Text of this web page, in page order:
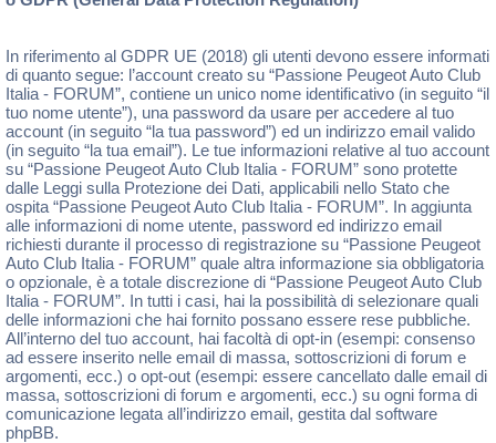
In riferimento al GDPR UE (2018) gli utenti devono essere informati
di quanto segue: l’account creato su “Passione Peugeot Auto Club
Italia - FORUM”, contiene un unico nome identificativo (in seguito “il
tuo nome utente”), una password da usare per accedere al tuo
account (in seguito “la tua password”) ed un indirizzo email valido
(in seguito “la tua email”). Le tue informazioni relative al tuo account
su “Passione Peugeot Auto Club Italia - FORUM” sono protette
dalle Leggi sulla Protezione dei Dati, applicabili nello Stato che
ospita “Passione Peugeot Auto Club Italia - FORUM”. In aggiunta
alle informazioni di nome utente, password ed indirizzo email
richiesti durante il processo di registrazione su “Passione Peugeot
Auto Club Italia - FORUM” quale altra informazione sia obbligatoria
o opzionale, è a totale discrezione di “Passione Peugeot Auto Club
Italia - FORUM”. In tutti i casi, hai la possibilità di selezionare quali
delle informazioni che hai fornito possano essere rese pubbliche.
All’interno del tuo account, hai facoltà di opt-in (esempi: consenso
ad essere inserito nelle email di massa, sottoscrizioni di forum e
argomenti, ecc.) o opt-out (esempi: essere cancellato dalle email di
massa, sottoscrizioni di forum e argomenti, ecc.) su ogni forma di
comunicazione legata all’indirizzo email, gestita dal software
phpBB.